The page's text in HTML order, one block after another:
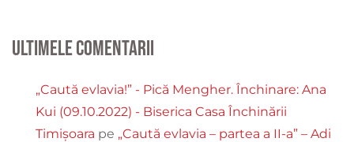
Ultimele comentarii
„Caută evlavia!” - Pică Mengher. Închinare: Ana
Kui (09.10.2022) - Biserica Casa Închinării
Timișoara pe „Caută evlavia – partea a II-a” – Adi